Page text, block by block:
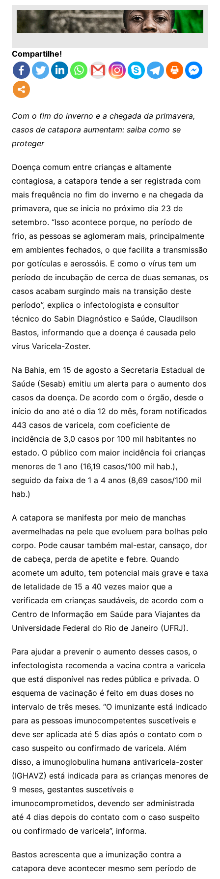
Compartilhe!
Com o fim do inverno e a chegada da primavera,
casos de catapora aumentam: saiba como se
proteger
Doença comum entre crianças e altamente
contagiosa, a catapora tende a ser registrada com
mais frequência no fim do inverno e na chegada da
primavera, que se inicia no próximo dia 23 de
setembro. “Isso acontece porque, no período de
frio, as pessoas se aglomeram mais, principalmente
em ambientes fechados, o que facilita a transmissão
por gotículas e aerossóis. E como o vírus tem um
período de incubação de cerca de duas semanas, os
casos acabam surgindo mais na transição deste
período”, explica o infectologista e consultor
técnico do Sabin Diagnóstico e Saúde, Claudilson
Bastos, informando que a doença é causada pelo
vírus Varicela-Zoster.
Na Bahia, em 15 de agosto a Secretaria Estadual de
Saúde (Sesab) emitiu um alerta para o aumento dos
casos da doença. De acordo com o órgão, desde o
início do ano até o dia 12 do mês, foram notificados
443 casos de varicela, com coeficiente de
incidência de 3,0 casos por 100 mil habitantes no
estado. O público com maior incidência foi crianças
menores de 1 ano (16,19 casos/100 mil hab.),
seguido da faixa de 1 a 4 anos (8,69 casos/100 mil
hab.)
A catapora se manifesta por meio de manchas
avermelhadas na pele que evoluem para bolhas pelo
corpo. Pode causar também mal-estar, cansaço, dor
de cabeça, perda de apetite e febre. Quando
acomete um adulto, tem potencial mais grave e taxa
de letalidade de 15 a 40 vezes maior que a
verificada em crianças saudáveis, de acordo com o
Centro de Informação em Saúde para Viajantes da
Universidade Federal do Rio de Janeiro (UFRJ).
Para ajudar a prevenir o aumento desses casos, o
infectologista recomenda a vacina contra a varicela
que está disponível nas redes pública e privada. O
esquema de vacinação é feito em duas doses no
intervalo de três meses. “O imunizante está indicado
para as pessoas imunocompetentes suscetíveis e
deve ser aplicada até 5 dias após o contato com o
caso suspeito ou confirmado de varicela. Além
disso, a imunoglobulina humana antivaricela-zoster
(IGHAVZ) está indicada para as crianças menores de
9 meses, gestantes suscetíveis e
imunocomprometidos, devendo ser administrada
até 4 dias depois do contato com o caso suspeito
ou confirmado de varicela”, informa.
Bastos acrescenta que a imunização contra a
catapora deve acontecer mesmo sem período de